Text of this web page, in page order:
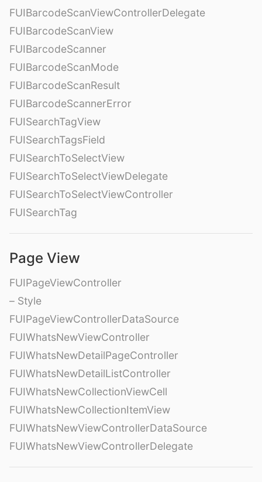
FUIBarcodeScanViewControllerDelegate
FUIBarcodeScanView
FUIBarcodeScanner
FUIBarcodeScanMode
FUIBarcodeScanResult
FUIBarcodeScannerError
FUISearchTagView
FUISearchTagsField
FUISearchToSelectView
FUISearchToSelectViewDelegate
FUISearchToSelectViewController
FUISearchTag
Page View
FUIPageViewController
– Style
FUIPageViewControllerDataSource
FUIWhatsNewViewController
FUIWhatsNewDetailPageController
FUIWhatsNewDetailListController
FUIWhatsNewCollectionViewCell
FUIWhatsNewCollectionItemView
FUIWhatsNewViewControllerDataSource
FUIWhatsNewViewControllerDelegate